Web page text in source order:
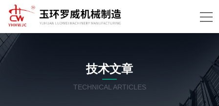
技术文章
TECHNICAL ARTICLES